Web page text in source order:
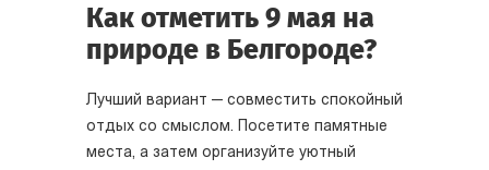
Как отметить 9 мая на
природе в Белгороде?
Лучший вариант — совместить спокойный
отдых со смыслом. Посетите памятные
места, а затем организуйте уютный